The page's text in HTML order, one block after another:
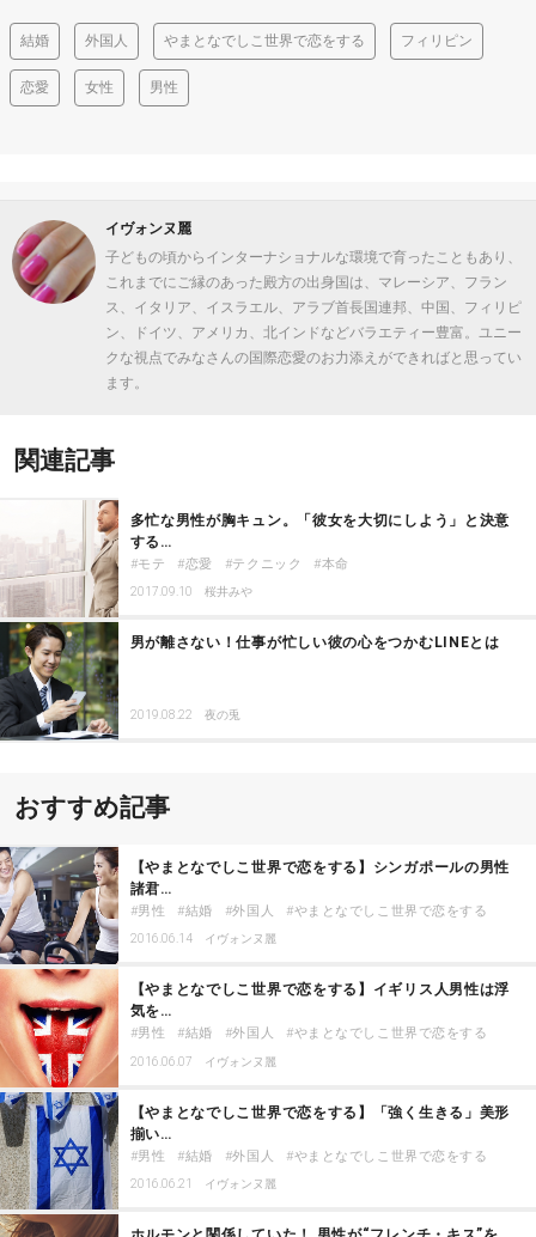
結婚 外国人 やまとなでしこ世界で恋をする フィリピン
恋愛 女性 男性
イヴォンヌ麗
子どもの頃からインターナショナルな環境で育ったこともあり、
これまでにご縁のあった殿方の出身国は、マレーシア、フラン
ス、イタリア、イスラエル、アラブ首長国連邦、中国、フィリピ
ン、ドイツ、アメリカ、北インドなどバラエティー豊富。ユニー
クな視点でみなさんの国際恋愛のお力添えができればと思ってい
ます。
関連記事
多忙な男性が胸キュン。「彼女を大切にしよう」と決意
する…
モテ 恋愛 テクニック 本命
2017.09.10 桜井みや
男が離さない！仕事が忙しい彼の心をつかむLINEとは
2019.08.22 夜の兎
おすすめ記事
【やまとなでしこ世界で恋をする】シンガポールの男性
諸君…
男性 結婚 外国人 やまとなでしこ世界で恋をする
2016.06.14 イヴォンヌ麗
【やまとなでしこ世界で恋をする】イギリス人男性は浮
気を…
男性 結婚 外国人 やまとなでしこ世界で恋をする
2016.06.07 イヴォンヌ麗
【やまとなでしこ世界で恋をする】「強く生きる」美形
揃い…
男性 結婚 外国人 やまとなでしこ世界で恋をする
2016.06.21 イヴォンヌ麗